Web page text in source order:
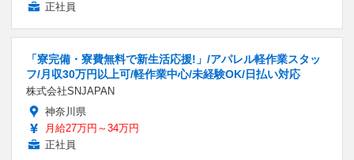
正社員
「寮完備・寮費無料で新生活応援!」/アパレル軽作業スタッ
フ/月収30万円以上可/軽作業中心/未経験OK/日払い対応
株式会社SNJAPAN
神奈川県
月給27万円～34万円
正社員